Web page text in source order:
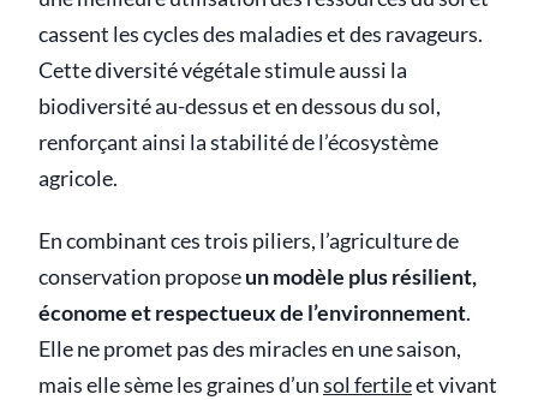
cassent les cycles des maladies et des ravageurs.
Cette diversité végétale stimule aussi la
biodiversité au-dessus et en dessous du sol,
renforçant ainsi la stabilité de l’écosystème
agricole.
En combinant ces trois piliers, l’agriculture de
conservation proposeun modèle plus résilient,
économe et respectueux de l’environnement.
Elle ne promet pas des miracles en une saison,
mais elle sème les graines d’unsol fertileet vivant